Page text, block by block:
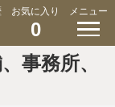
お気に入り
0
メニュー
事務所、